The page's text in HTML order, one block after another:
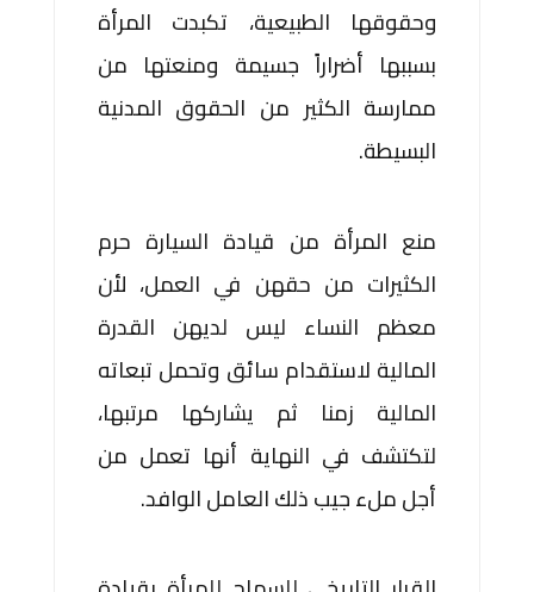
وحقوقها الطبيعية، تكبدت المرأة
بسببها أضراراً جسيمة ومنعتها من
ممارسة الكثير من الحقوق المدنية
البسيطة.
منع المرأة من قيادة السيارة حرم
الكثيرات من حقهن في العمل، لأن
معظم النساء ليس لديهن القدرة
المالية لاستقدام سائق وتحمل تبعاته
المالية زمنا ثم يشاركها مرتبها،
لتكتشف في النهاية أنها تعمل من
أجل ملء جيب ذلك العامل الوافد.